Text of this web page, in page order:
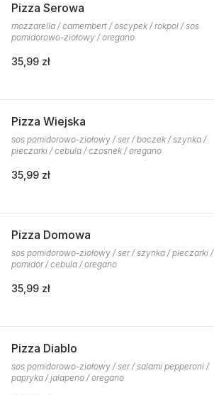
Pizza Serowa
mozzarella / camembert / oscypek / rokpol / sos
pomidorowo-ziołowy / oregano
35,99 zł
Pizza Wiejska
sos pomidorowo-ziołowy / ser / boczek / szynka /
pieczarki / cebula / czosnek / oregano
35,99 zł
Pizza Domowa
sos pomidorowo-ziołowy / ser / szynka / pieczarki /
pomidor / cebula / oregano
35,99 zł
Pizza Diablo
sos pomidorowo-ziołowy / ser / salami pepperoni /
papryka / jalapeno / oregano